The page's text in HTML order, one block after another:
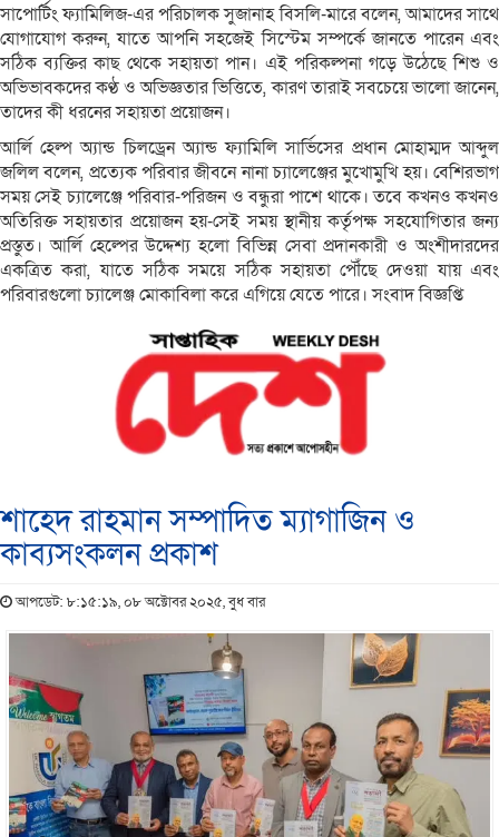
সাপোর্টিং ফ্যামিলিজ-এর পরিচালক সুজানাহ বিসলি-মারে বলেন, আমাদের সাথে
যোগাযোগ করুন, যাতে আপনি সহজেই সিস্টেম সম্পর্কে জানতে পারেন এবং
সঠিক ব্যক্তির কাছ থেকে সহায়তা পান। এই পরিকল্পনা গড়ে উঠেছে শিশু ও
অভিভাবকদের কণ্ঠ ও অভিজ্ঞতার ভিত্তিতে, কারণ তারাই সবচেয়ে ভালো জানেন,
তাদের কী ধরনের সহায়তা প্রয়োজন।
আর্লি হেল্প অ্যান্ড চিলড্রেন অ্যান্ড ফ্যামিলি সার্ভিসের প্রধান মোহাম্মদ আব্দুল
জলিল বলেন, প্রত্যেক পরিবার জীবনে নানা চ্যালেঞ্জের মুখোমুখি হয়। বেশিরভাগ
সময় সেই চ্যালেঞ্জে পরিবার-পরিজন ও বন্ধুরা পাশে থাকে। তবে কখনও কখনও
অতিরিক্ত সহায়তার প্রয়োজন হয়-সেই সময় স্থানীয় কর্তৃপক্ষ সহযোগিতার জন্য
প্রস্তুত। আর্লি হেল্পের উদ্দেশ্য হলো বিভিন্ন সেবা প্রদানকারী ও অংশীদারদের
একত্রিত করা, যাতে সঠিক সময়ে সঠিক সহায়তা পৌঁছে দেওয়া যায় এবং
পরিবারগুলো চ্যালেঞ্জ মোকাবিলা করে এগিয়ে যেতে পারে। সংবাদ বিজ্ঞপ্তি
শাহেদ রাহমান সম্পাদিত ম্যাগাজিন ও
কাব্যসংকলন প্রকাশ
আপডেট: ৮:১৫:১৯, ০৮ অক্টোবর ২০২৫, বুধ বার